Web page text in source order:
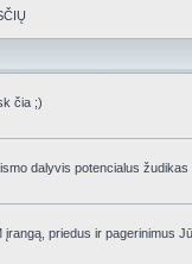
čia ;)
dalyvis potencialus žudikas
priedus ir pagerinimus